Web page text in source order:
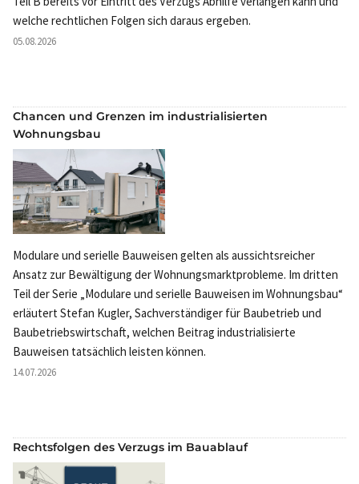
welche rechtlichen Folgen sich daraus ergeben.
05.08.2026
Chancen und Grenzen im industrialisierten
Wohnungsbau
Modulare und serielle Bauweisen gelten als aussichtsreicher
Ansatz zur Bewältigung der Wohnungsmarktprobleme. Im dritten
Teil der Serie „Modulare und serielle Bauweisen im Wohnungsbau“
erläutert Stefan Kugler, Sachverständiger für Baubetrieb und
Baubetriebswirtschaft, welchen Beitrag industrialisierte
Bauweisen tatsächlich leisten können.
14.07.2026
Rechtsfolgen des Verzugs im Bauablauf